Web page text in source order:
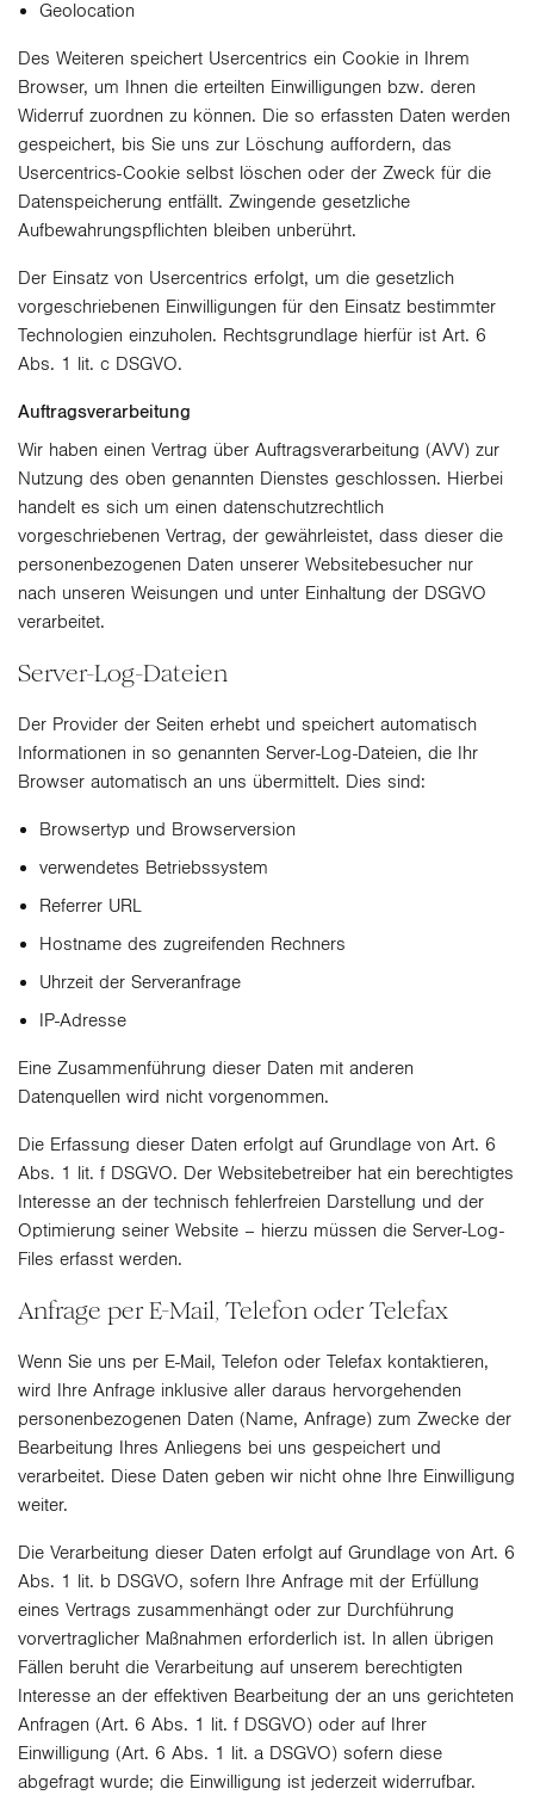
Geolocation
Des Weiteren speichert Usercentrics ein Cookie in Ihrem
Browser, um Ihnen die erteilten Einwilligungen bzw. deren
Widerruf zuordnen zu können. Die so erfassten Daten werden
gespeichert, bis Sie uns zur Löschung auffordern, das
Usercentrics-Cookie selbst löschen oder der Zweck für die
Datenspeicherung entfällt. Zwingende gesetzliche
Aufbewahrungspflichten bleiben unberührt.
Der Einsatz von Usercentrics erfolgt, um die gesetzlich
vorgeschriebenen Einwilligungen für den Einsatz bestimmter
Technologien einzuholen. Rechtsgrundlage hierfür ist Art. 6
Abs. 1 lit. c DSGVO.
Auftragsverarbeitung
Wir haben einen Vertrag über Auftragsverarbeitung (AVV) zur
Nutzung des oben genannten Dienstes geschlossen. Hierbei
handelt es sich um einen datenschutzrechtlich
vorgeschriebenen Vertrag, der gewährleistet, dass dieser die
personenbezogenen Daten unserer Websitebesucher nur
nach unseren Weisungen und unter Einhaltung der DSGVO
verarbeitet.
Server-Log-Dateien
Der Provider der Seiten erhebt und speichert automatisch
Informationen in so genannten Server-Log-Dateien, die Ihr
Browser automatisch an uns übermittelt. Dies sind:
Browsertyp und Browserversion
verwendetes Betriebssystem
Referrer URL
Hostname des zugreifenden Rechners
Uhrzeit der Serveranfrage
IP-Adresse
Eine Zusammenführung dieser Daten mit anderen
Datenquellen wird nicht vorgenommen.
Die Erfassung dieser Daten erfolgt auf Grundlage von Art. 6
Abs. 1 lit. f DSGVO. Der Websitebetreiber hat ein berechtigtes
Interesse an der technisch fehlerfreien Darstellung und der
Optimierung seiner Website – hierzu müssen die Server-Log-
Files erfasst werden.
Anfrage per E-Mail, Telefon oder Telefax
Wenn Sie uns per E-Mail, Telefon oder Telefax kontaktieren,
wird Ihre Anfrage inklusive aller daraus hervorgehenden
personenbezogenen Daten (Name, Anfrage) zum Zwecke der
Bearbeitung Ihres Anliegens bei uns gespeichert und
verarbeitet. Diese Daten geben wir nicht ohne Ihre Einwilligung
weiter.
Die Verarbeitung dieser Daten erfolgt auf Grundlage von Art. 6
Abs. 1 lit. b DSGVO, sofern Ihre Anfrage mit der Erfüllung
eines Vertrags zusammenhängt oder zur Durchführung
vorvertraglicher Maßnahmen erforderlich ist. In allen übrigen
Fällen beruht die Verarbeitung auf unserem berechtigten
Interesse an der effektiven Bearbeitung der an uns gerichteten
Anfragen (Art. 6 Abs. 1 lit. f DSGVO) oder auf Ihrer
Einwilligung (Art. 6 Abs. 1 lit. a DSGVO) sofern diese
abgefragt wurde; die Einwilligung ist jederzeit widerrufbar.